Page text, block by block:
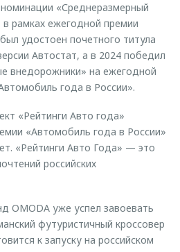
«Среднеразмерный
рамках ежегодной премии
удостоен почетного титула
Автостат, а в 2024 победил
внедорожники» на ежегодной
года в России».
«Рейтинги Авто года»
«Автомобиль года в России»
«Рейтинги Авто Года» — это
российских
OMODA уже успел завоевать
футуристичный кроссовер
к запуску на российском